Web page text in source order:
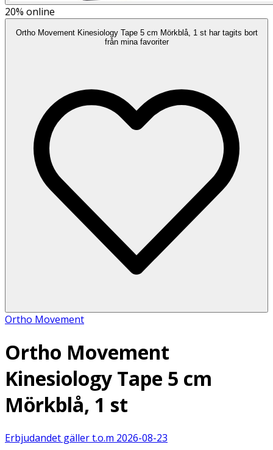
20% online
Ortho Movement Kinesiology Tape 5 cm Mörkblå, 1 st har tagits bort
från mina favoriter
Ortho Movement
Ortho Movement
Kinesiology Tape 5 cm
Mörkblå, 1 st
Erbjudandet gäller t.o.m 2026-08-23